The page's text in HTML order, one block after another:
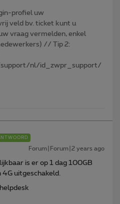
profiel uw
veld bv. ticket kunt u
vraag vermelden, enkel
// Tip 2:
nl/id_zwpr_support/
Forum|Forum|2 years ago
is er op 1 dag 100GB
4G uitgeschakeld.